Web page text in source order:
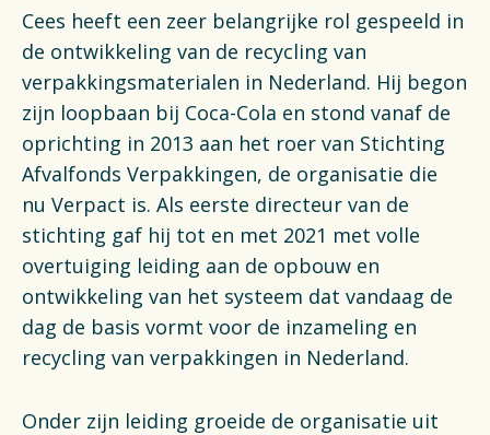
Deltaplan Circulaire Plastic
Verpakkingen
Financiën
VacaturesOpens in a new tab
Switch to English
Cees heeft een zeer belangrijke rol gespeeld in
de ontwikkeling van de recycling van
verpakkingsmaterialen in Nederland. Hij begon
zijn loopbaan bij Coca-Cola en stond vanaf de
oprichting in 2013 aan het roer van Stichting
Afvalfonds Verpakkingen, de organisatie die
nu Verpact is. Als eerste directeur van de
stichting gaf hij tot en met 2021 met volle
overtuiging leiding aan de opbouw en
ontwikkeling van het systeem dat vandaag de
dag de basis vormt voor de inzameling en
recycling van verpakkingen in Nederland.
Onder zijn leiding groeide de organisatie uit